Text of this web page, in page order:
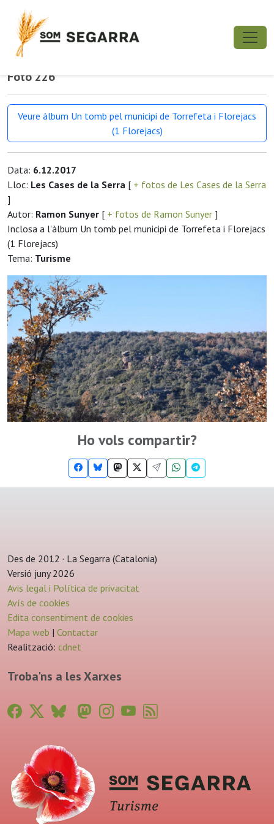
Foto 226
Veure àlbum Un tomb pel municipi de Torrefeta i Florejacs
(1 Florejacs)
Data: 6.12.2017
Lloc: Les Cases de la Serra [ + fotos de Les Cases de la Serra
]
Autor: Ramon Sunyer [ + fotos de Ramon Sunyer ]
Inclosa a l'àlbum Un tomb pel municipi de Torrefeta i Florejacs
(1 Florejacs)
Tema: Turisme
Ho vols compartir?
Des de 2012 · La Segarra (Catalonia)
Versió juny 2026
Avis legal i Política de privacitat
Avís de cookies
Edita consentiment de cookies
Mapa web | Contactar
Realització: cdnet
Troba'ns a les Xarxes